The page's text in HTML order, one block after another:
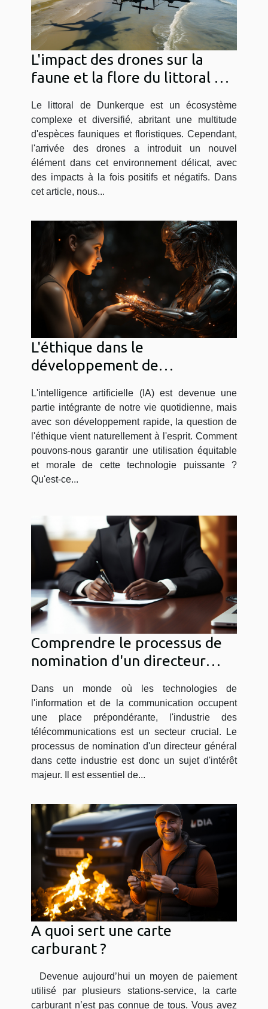
L'impact des drones sur la
faune et la flore du littoral de
Le littoral de Dunkerque est un écosystème
complexe et diversifié, abritant une multitude
d'espèces fauniques et floristiques. Cependant,
l'arrivée des drones a introduit un nouvel
élément dans cet environnement délicat, avec
des impacts à la fois positifs et négatifs. Dans
cet article, nous...
L'éthique dans le
développement de
L'intelligence artificielle (IA) est devenue une
partie intégrante de notre vie quotidienne, mais
avec son développement rapide, la question de
l'éthique vient naturellement à l'esprit. Comment
pouvons-nous garantir une utilisation équitable
et morale de cette technologie puissante ?
Qu'est-ce...
Comprendre le processus de
nomination d'un directeur
télécommunications
Dans un monde où les technologies de
l'information et de la communication occupent
une place prépondérante, l'industrie des
télécommunications est un secteur crucial. Le
processus de nomination d'un directeur général
dans cette industrie est donc un sujet d'intérêt
majeur. Il est essentiel de...
A quoi sert une carte
carburant ?
Devenue aujourd’hui un moyen de paiement
utilisé par plusieurs stations-service, la carte
carburant n’est pas connue de tous. Vous avez